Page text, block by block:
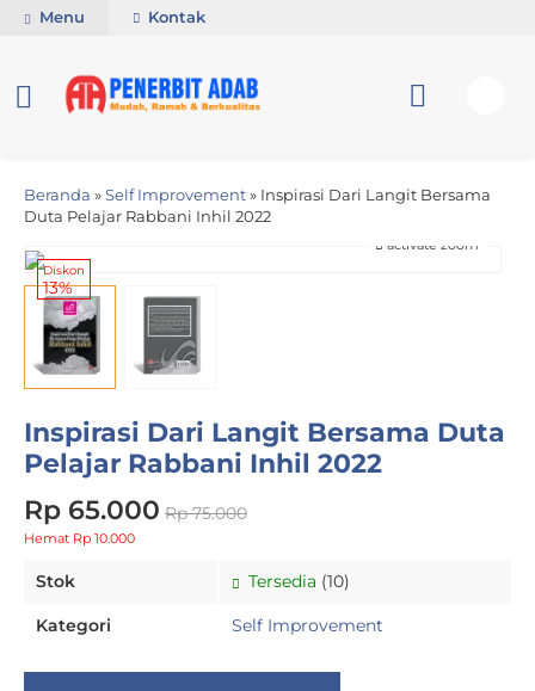
Menu Kontak
Beranda » Self Improvement » Inspirasi Dari Langit Bersama
Duta Pelajar Rabbani Inhil 2022
activate zoom
Diskon
13%
Inspirasi Dari Langit Bersama Duta
Pelajar Rabbani Inhil 2022
Rp 65.000 Rp 75.000
Hemat Rp 10.000
Stok Tersedia (10)
Kategori Self Improvement